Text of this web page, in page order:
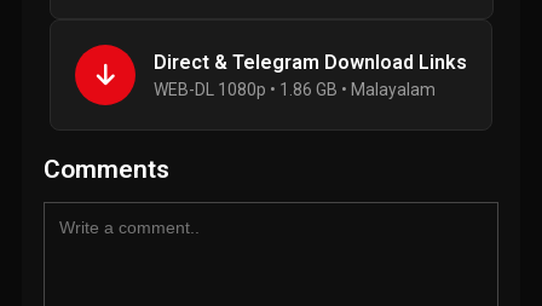
Direct & Telegram Download Links
WEB-DL 1080p • 1.86 GB • Malayalam
Comments